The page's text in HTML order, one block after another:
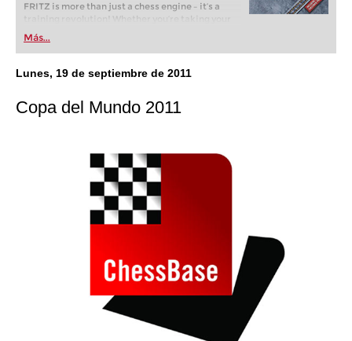
FRITZ is more than just a chess engine – it’s a
training revolution! Whether you’re taking your
first steps into the world of club chess, or already
playing at a tournament level: with FRITZ, you can
train more efficiently, intelligently and with a
more personalised approach than ever before.
Más...
Lunes, 19 de septiembre de 2011
Copa del Mundo 2011